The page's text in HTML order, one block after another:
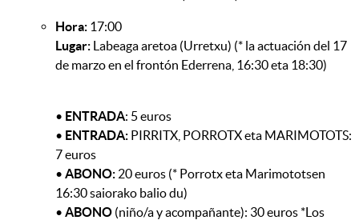
Hora: 17:00
Lugar: Labeaga aretoa (Urretxu) (* la actuación del 17
de marzo en el frontón Ederrena, 16:30 eta 18:30)
• ENTRADA: 5 euros
• ENTRADA: PIRRITX, PORROTX eta MARIMOTOTS:
7 euros
• ABONO: 20 euros (* Porrotx eta Marimototsen
16:30 saiorako balio du)
• ABONO (niño/a y acompañante): 30 euros *Los